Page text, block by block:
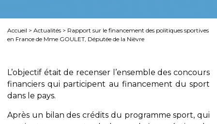
Accueil > Actualités > Rapport sur le financement des politiques sportives
en France de Mme GOULET, Députée de la Nièvre
L’objectif était de recenser l’ensemble des concours
financiers qui participent au financement du sport
dans le pays.
Après un bilan des crédits du programme sport, qui